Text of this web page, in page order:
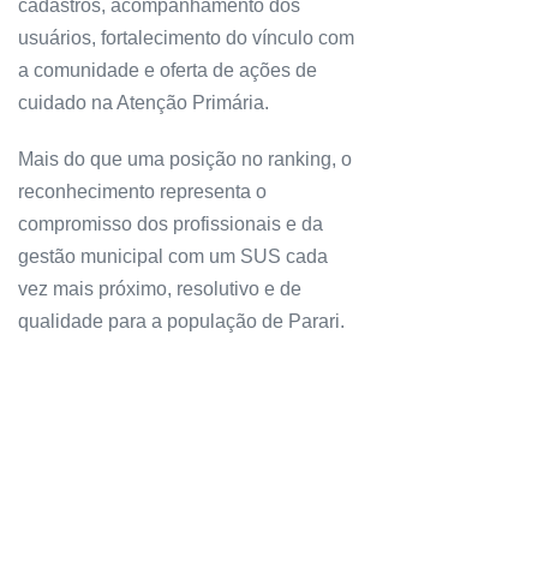
cadastros, acompanhamento dos
usuários, fortalecimento do vínculo com
a comunidade e oferta de ações de
cuidado na Atenção Primária.
Mais do que uma posição no ranking, o
reconhecimento representa o
compromisso dos profissionais e da
gestão municipal com um SUS cada
vez mais próximo, resolutivo e de
qualidade para a população de Parari.